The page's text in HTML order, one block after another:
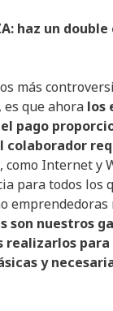
haz un
más
es que ahora los
pago
colaborador
, como Internet y
para todos los
emprendedoras
son nuestros
realizarlos
y